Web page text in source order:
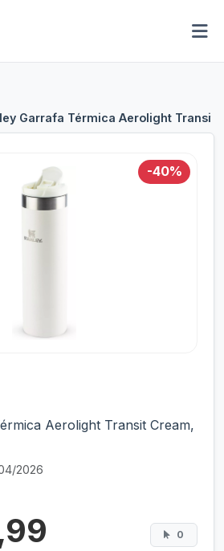
Garrafa Térmica Aerolight Transit
-40%
Aerolight Transit Cream,
2026
0